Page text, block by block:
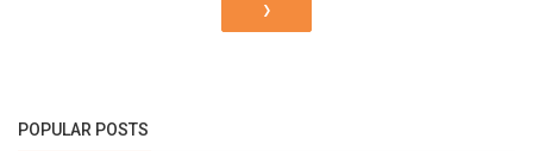
POPULAR POSTS